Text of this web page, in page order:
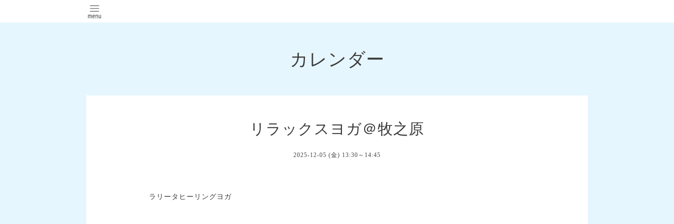
カレンダー
リラックスヨガ＠牧之原
2025-12-05 (金) 13:30～14:45
ラリータヒーリングヨガ